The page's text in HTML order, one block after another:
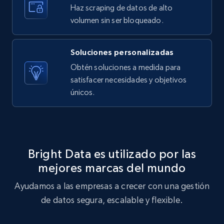
Amazon Reviews
URL, Product name, Product rating, Product
rating object, Product rating max, Rating,
Author name, Asin, and more.
871+
URL, Post id, Description, Create time, Digg
count, Share count, Collect count, Comment
count, and more.
6.7K+ 905+ Prueba gratuita
Haz scraping de datos de alto
volumen sin ser bloqueado.
Soluciones personalizadas
Obtén soluciones a medida para
satisfacer necesidades y objetivos
únicos.
Bright Data es utilizado por las
mejores marcas del mundo
Ayudamos a las empresas a crecer con una gestión
de datos segura, escalable y flexible.